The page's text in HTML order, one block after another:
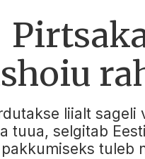
liialt sageli
tuua, selgitab
tuleb